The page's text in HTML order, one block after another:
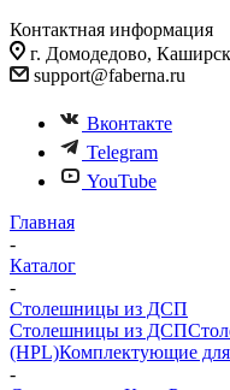
Контактная информация
г. Домодедово,
support@faberna.ru
Вконтакте
Telegram
YouTube
Главная
-
Каталог
-
Столешницы из ДСП
Столешницы из ДСП
(HPL)Комплектующие
-